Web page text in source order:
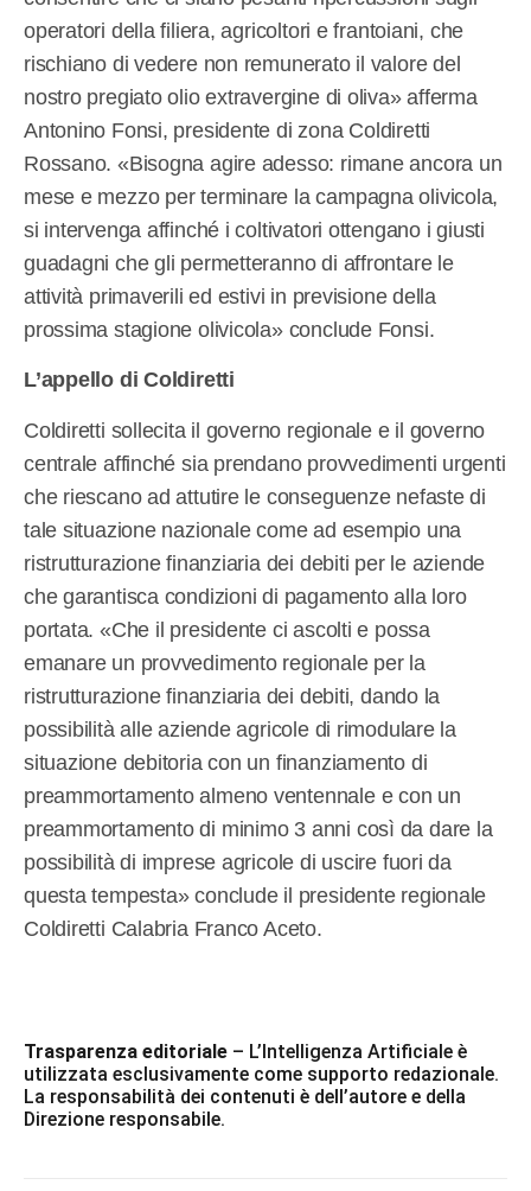
operatori della filiera, agricoltori e frantoiani, che
rischiano di vedere non remunerato il valore del
nostro pregiato olio extravergine di oliva» afferma
Antonino Fonsi, presidente di zona Coldiretti
Rossano. «Bisogna agire adesso: rimane ancora un
mese e mezzo per terminare la campagna olivicola,
si intervenga affinché i coltivatori ottengano i giusti
guadagni che gli permetteranno di affrontare le
attività primaverili ed estivi in previsione della
prossima stagione olivicola» conclude Fonsi.
L’appello di Coldiretti
Coldiretti sollecita il governo regionale e il governo
centrale affinché sia prendano provvedimenti urgenti
che riescano ad attutire le conseguenze nefaste di
tale situazione nazionale come ad esempio una
ristrutturazione finanziaria dei debiti per le aziende
che garantisca condizioni di pagamento alla loro
portata. «Che il presidente ci ascolti e possa
emanare un provvedimento regionale per la
ristrutturazione finanziaria dei debiti, dando la
possibilità alle aziende agricole di rimodulare la
situazione debitoria con un finanziamento di
preammortamento almeno ventennale e con un
preammortamento di minimo 3 anni così da dare la
possibilità di imprese agricole di uscire fuori da
questa tempesta» conclude il presidente regionale
Coldiretti Calabria Franco Aceto.
Trasparenza editoriale – L’Intelligenza Artificiale è
utilizzata esclusivamente come supporto redazionale.
La responsabilità dei contenuti è dell’autore e della
Direzione responsabile.